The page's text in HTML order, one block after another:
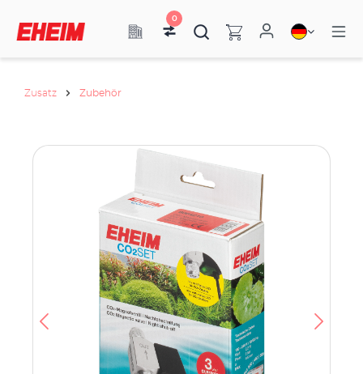
0
Zusatz Zubehör